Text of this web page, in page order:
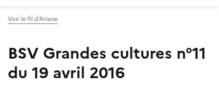
Voir le fil d'Ariane
BSV Grandes cultures n°11
du 19 avril 2016